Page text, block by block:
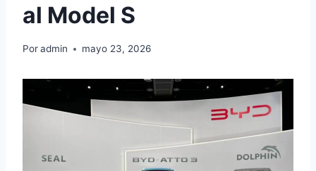
al Model S
Poradmin mayo 23, 2026